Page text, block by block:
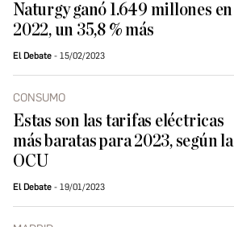
Naturgy ganó 1.649 millones en
2022, un 35,8 % más
El Debate 15/02/2023
CONSUMO
Estas son las tarifas eléctricas
más baratas para 2023, según la
OCU
El Debate 19/01/2023